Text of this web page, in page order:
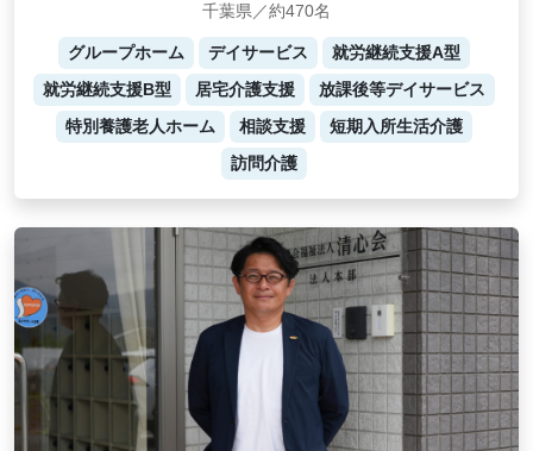
千葉県／約470名
グループホーム デイサービス
就労継続支援A型
就労継続支援B型
居宅介護支援
放課後等デイサービス
特別養護老人ホーム
相談支援
短期入所生活介護
訪問介護